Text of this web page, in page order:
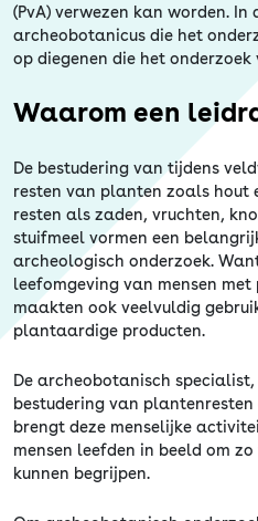
(PvA) verwezen kan worden.
archeobotanicus die het
op diegenen die het onderzoek
Waarom een
De bestudering van tijdens
resten van planten zoals hout
resten als zaden, vruchten,
stuifmeel vormen een
archeologisch onderzoek.
leefomgeving van mensen
maakten ook veelvuldig
plantaardige producten.
De archeobotanisch
bestudering van
brengt deze menselijke
mensen leefden in beeld om
kunnen begrijpen.